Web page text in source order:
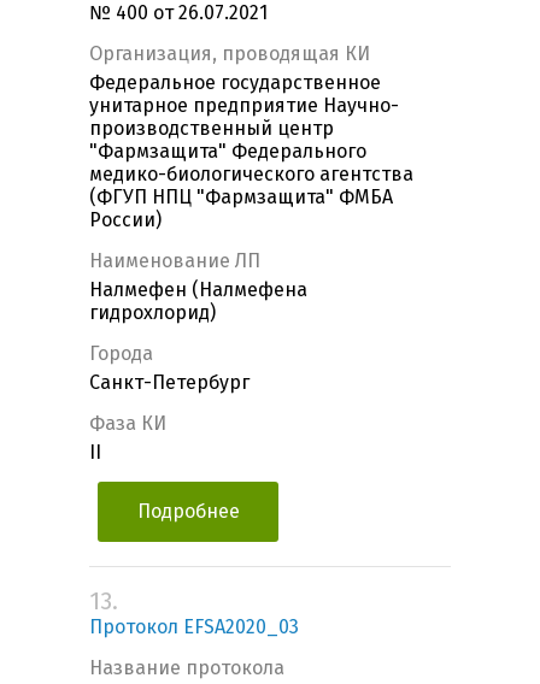
№ 400 от 26.07.2021
Организация, проводящая КИ
Федеральное государственное
унитарное предприятие Научно-
производственный центр
"Фармзащита" Федерального
медико-биологического агентства
(ФГУП НПЦ "Фармзащита" ФМБА
России)
Наименование ЛП
Налмефен (Налмефена
гидрохлорид)
Города
Санкт-Петербург
Фаза КИ
Подробнее
13.
Протокол EFSA2020_03
Название протокола